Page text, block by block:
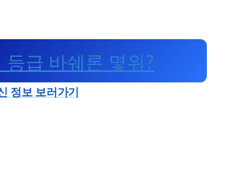
급 바쉐론 몇위?
정보 보러가기